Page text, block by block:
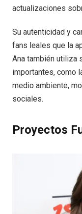
actualizaciones
Su autenticidad y
fans leales que la
Ana también utiliza
importantes, como
medio ambiente,
sociales.
Proyectos